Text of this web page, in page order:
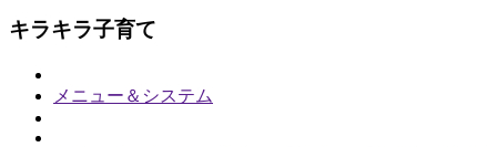
キラキラ子育て
メニュー＆システム